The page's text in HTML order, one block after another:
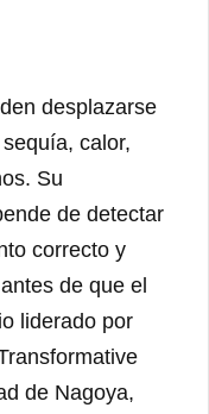
desplazarse
calor,
Su
de detectar
correcto y
de que el
liderado por
de Nagoya,